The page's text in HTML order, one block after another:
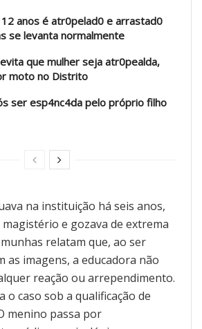
anos é atr0pelad0 e arrastad0
se levanta normalmente
que mulher seja atr0pealda,
moto no Distrito
ser esp4nc4da pelo próprio filho
na instituição há seis anos,
e gozava de extrema
relatam que, ao ser
as imagens, a educadora não
reação ou arrependimento.
o caso sob a qualificação de
menino passa por